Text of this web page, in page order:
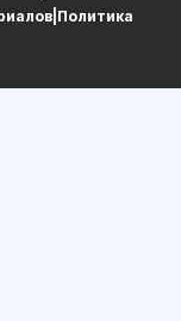
Политика